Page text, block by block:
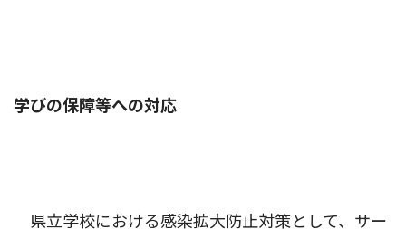
学びの保障等への対応
県立学校における感染拡大防止対策として、サー